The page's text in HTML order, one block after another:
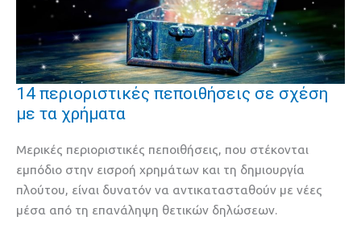
14 περιοριστικές πεποιθήσεις σε σχέση
με τα χρήματα
Μερικές περιοριστικές πεποιθήσεις, που στέκονται
εμπόδιο στην εισροή χρημάτων και τη δημιουργία
πλούτου, είναι δυνατόν να αντικατασταθούν με νέες
μέσα από τη επανάληψη θετικών δηλώσεων.
14
περιοριστικές
σε
σχέση
με
τα